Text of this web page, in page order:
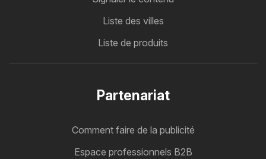
Liste des villes
Liste de produits
Partenariat
Comment faire de la publicité
Espace professionnels B2B